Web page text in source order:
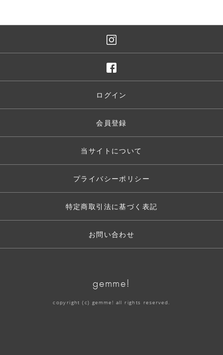
ログイン
会員登録
当サイトについて
プライバシーポリシー
特定商取引法に基づく表記
お問い合わせ
gemme!
copyright (c) gemme! all rights reserved.